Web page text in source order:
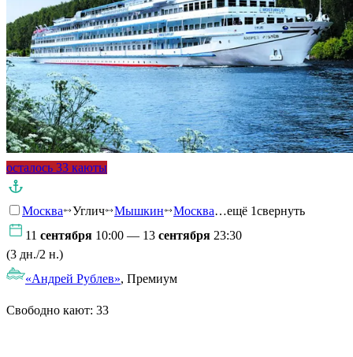
осталось 33 каюты
Москва Углич Мышкин Москва…ещё 1свернуть
11 сентября 10:00 — 13 сентября 23:30
(3 дн./2 н.)
«Андрей Рублев», Премиум
Свободно кают: 33